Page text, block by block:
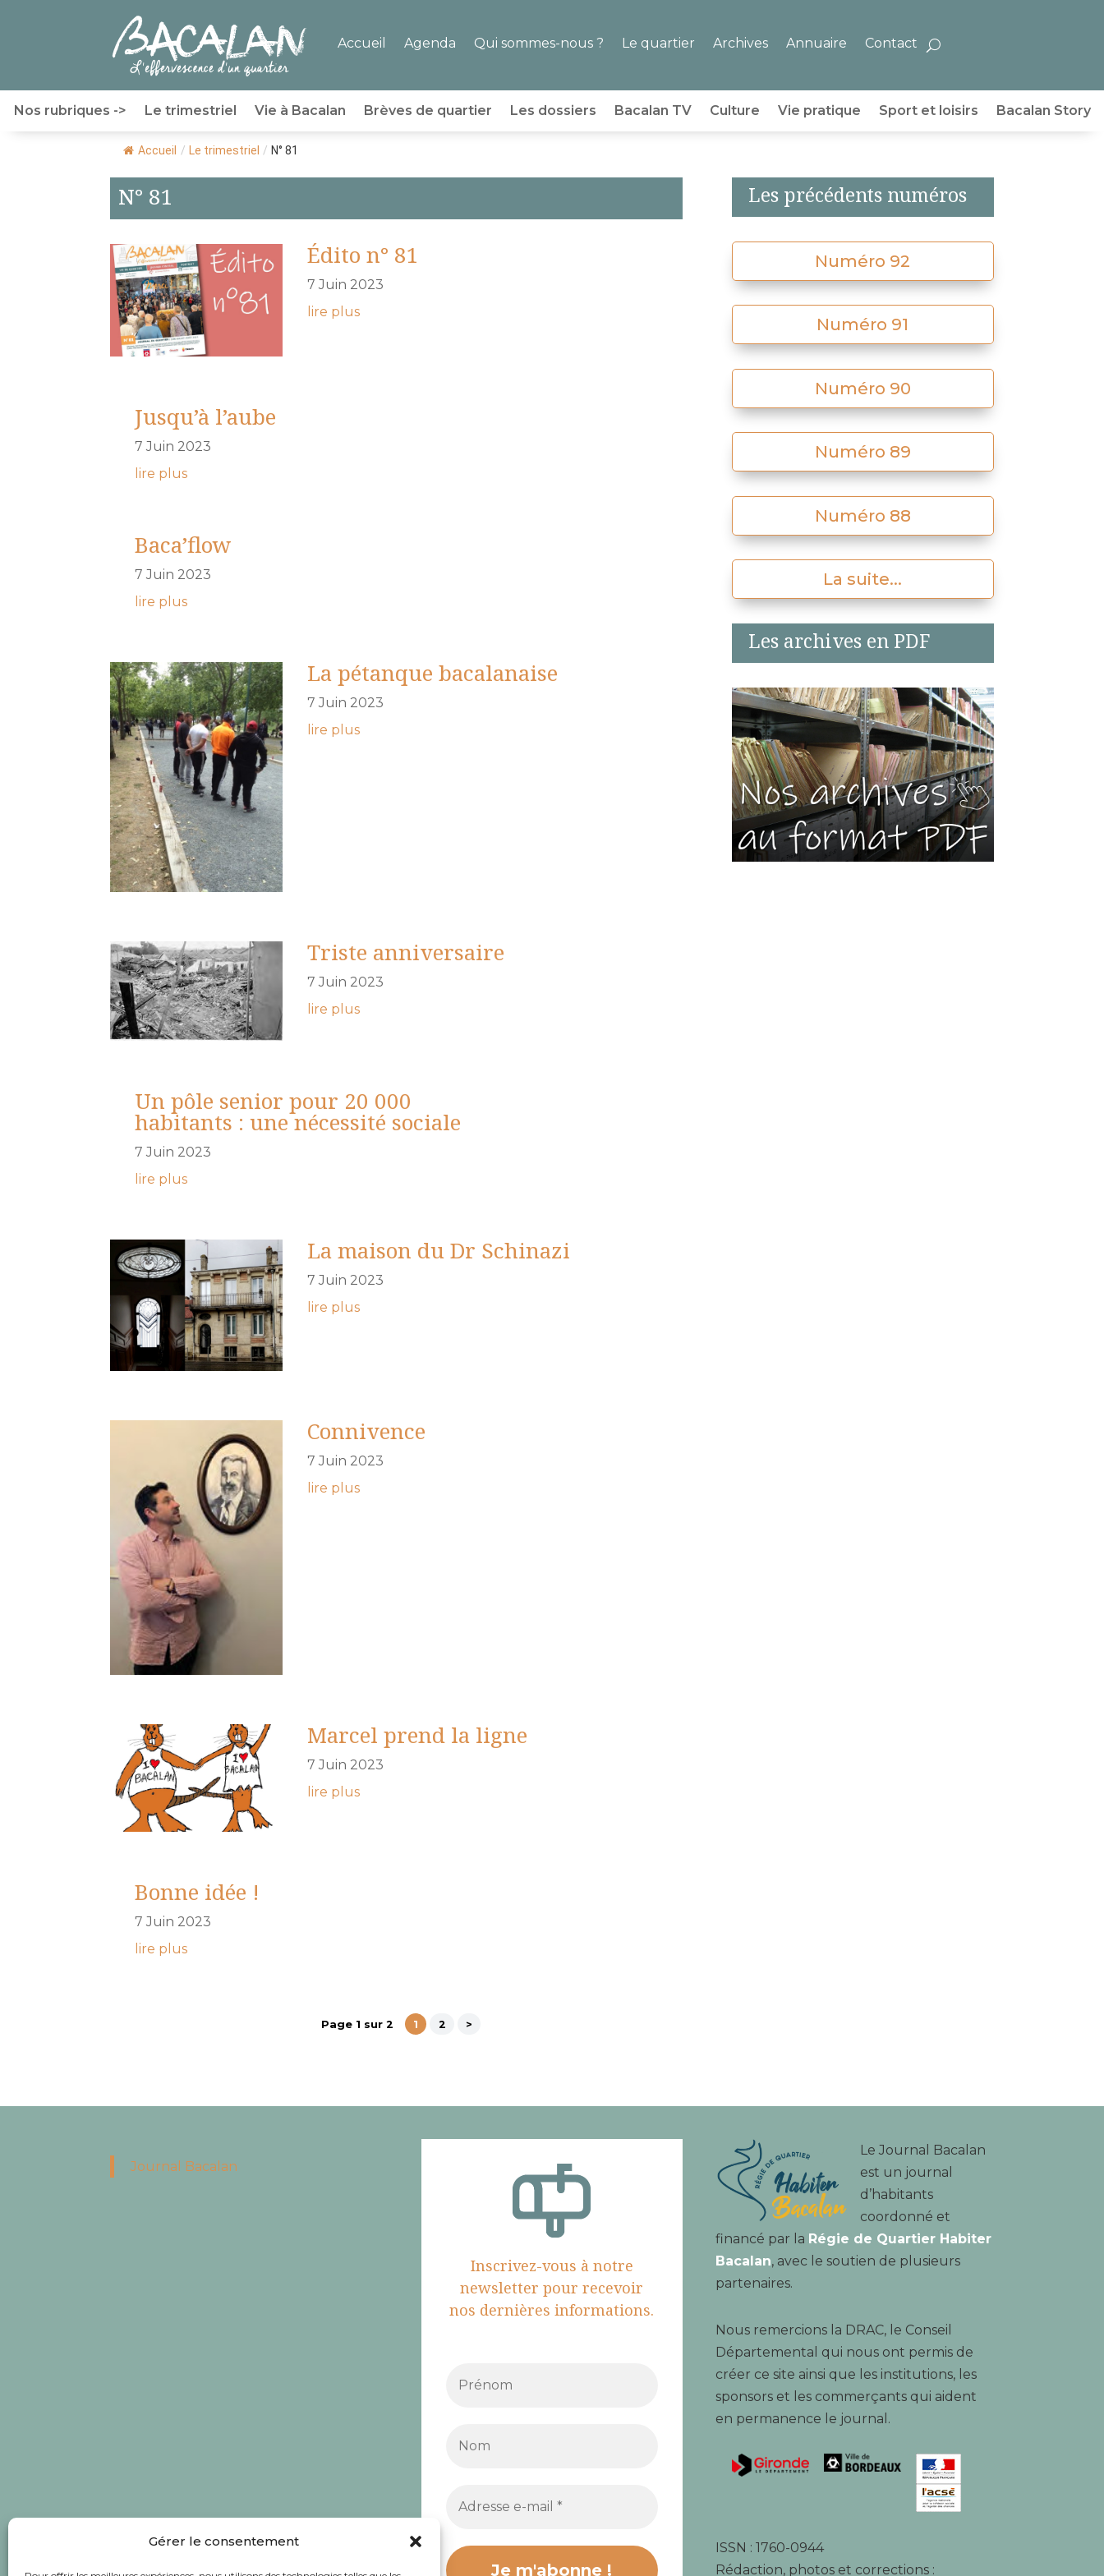
Gérer le consentement
Accueil Agenda Qui sommes-nous ? Le quartier Archives Annuaire Contact
Nos rubriques -> Le trimestriel Vie à Bacalan Brèves de quartier Les dossiers Bacalan TV Culture Vie pratique Sport et loisirs Bacalan Story
Accueil / Le trimestriel / N° 81
N° 81
Édito n° 81
7 Juin 2023
lire plus
Jusqu’à l’aube
7 Juin 2023
lire plus
Baca’flow
7 Juin 2023
lire plus
La pétanque bacalanaise
7 Juin 2023
lire plus
Triste anniversaire
7 Juin 2023
lire plus
Un pôle senior pour 20 000
habitants : une nécessité sociale
7 Juin 2023
lire plus
La maison du Dr Schinazi
7 Juin 2023
lire plus
Connivence
7 Juin 2023
lire plus
Marcel prend la ligne
7 Juin 2023
lire plus
Bonne idée !
7 Juin 2023
lire plus
Page 1 sur 2 1 2 >
Les précédents numéros
Numéro 92
Numéro 91
Numéro 90
Numéro 89
Numéro 88
La suite...
Les archives en PDF
Journal Bacalan
Inscrivez-vous à notre
newsletter pour recevoir
nos dernières informations.
Le Journal Bacalan
est un journal
d’habitants
coordonné et
financé par la Régie de Quartier Habiter
Bacalan, avec le soutien de plusieurs
partenaires.
Nous remercions la DRAC, le Conseil
Départemental qui nous ont permis de
créer ce site ainsi que les institutions, les
sponsors et les commerçants qui aident
en permanence le journal.
ISSN : 1760-0944
Rédaction, photos et corrections :